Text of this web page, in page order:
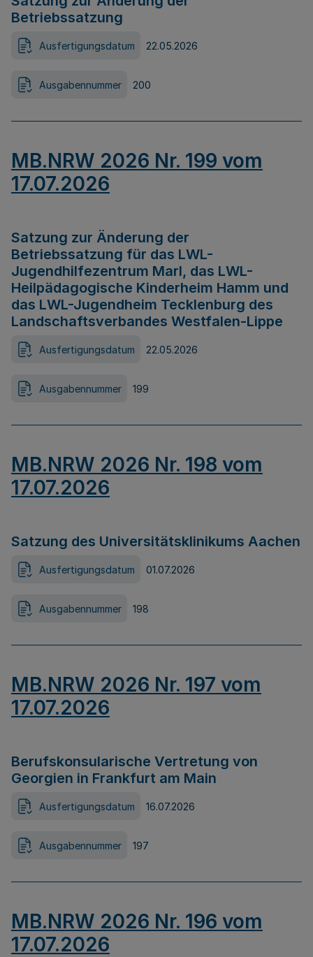
Betriebssatzung
Ausfertigungsdatum 22.05.2026
Ausgabennummer 200
MB.NRW 2026 Nr. 199 vom
17.07.2026
Satzung zur Änderung der
Betriebssatzung für das LWL-
Jugendhilfezentrum Marl, das LWL-
Heilpädagogische Kinderheim Hamm und
das LWL-Jugendheim Tecklenburg des
Landschaftsverbandes Westfalen-Lippe
Ausfertigungsdatum 22.05.2026
Ausgabennummer 199
MB.NRW 2026 Nr. 198 vom
17.07.2026
Satzung des Universitätsklinikums Aachen
Ausfertigungsdatum 01.07.2026
Ausgabennummer 198
MB.NRW 2026 Nr. 197 vom
17.07.2026
Berufskonsularische Vertretung von
Georgien in Frankfurt am Main
Ausfertigungsdatum 16.07.2026
Ausgabennummer 197
MB.NRW 2026 Nr. 196 vom
17.07.2026